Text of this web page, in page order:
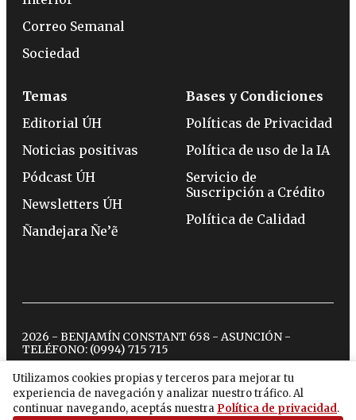
Utilizamos cookies propias y terceros para mejorar tu
experiencia de navegación y analizar nuestro tráfico. Al
continuar navegando, aceptás nuestra Política de privacidad.
Correo Semanal
Sociedad
Temas
Editorial ÚH
Noticias positivas
Pódcast ÚH
Newsletters ÚH
Ñandejara Ñe’ẽ
Bases y Condiciones
Políticas de Privacidad
Política de uso de la IA
Servicio de
Suscripción a Crédito
Política de Calidad
2026 - BENJAMÍN CONSTANT 658 - ASUNCIÓN -
TELÉFONO: (0994) 715 715
twitterinstagram
facebook
tiktokyoutubespotify